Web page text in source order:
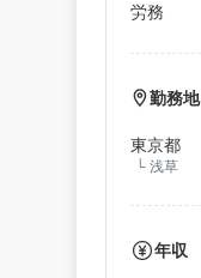
労務
勤務地
東京都
└ 浅草
年収